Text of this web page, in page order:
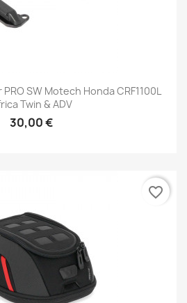
SW Motech Honda CRF1100L
Twin & ADV
30,00 €
favorite_border